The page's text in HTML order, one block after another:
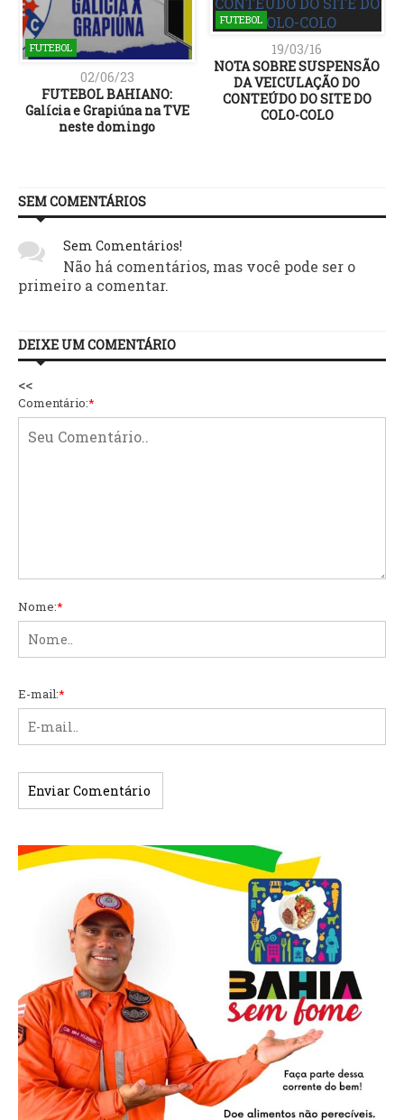
FUTEBOL
02/06/23
FUTEBOL BAHIANO:
Galícia e Grapiúna na TVE
neste domingo
FUTEBOL
19/03/16
NOTA SOBRE SUSPENSÃO
DA VEICULAÇÃO DO
CONTEÚDO DO SITE DO
COLO-COLO
SEM COMENTÁRIOS
Sem Comentários!
Não há comentários, mas você pode ser o
primeiro a comentar.
DEIXE UM COMENTÁRIO
<<
Comentário:*
Nome:*
E-mail:*